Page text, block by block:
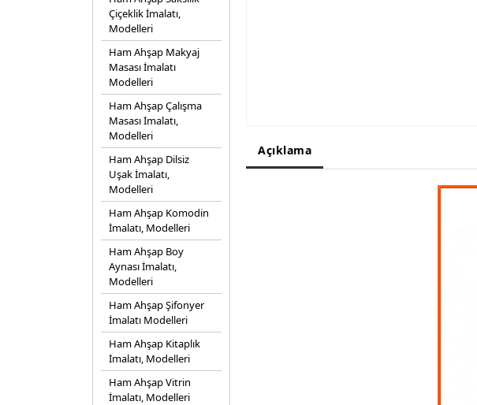
Çiçeklik İmalatı,
Modelleri
Ham Ahşap Makyaj
Masası İmalatı
Modelleri
Ham Ahşap Çalışma
Masası İmalatı,
Modelleri
Ham Ahşap Dilsiz
Uşak İmalatı,
Modelleri
Ham Ahşap Komodin
İmalatı, Modelleri
Ham Ahşap Boy
Aynası İmalatı,
Modelleri
Ham Ahşap Şifonyer
İmalatı Modelleri
Ham Ahşap Kitaplık
İmalatı, Modelleri
Ham Ahşap Vitrin
İmalatı, Modelleri
Açıklama